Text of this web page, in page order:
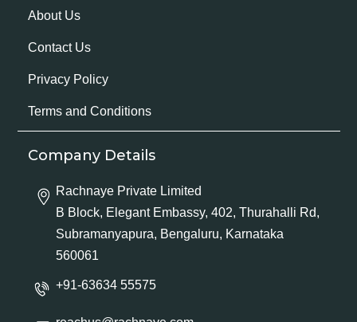
About Us
Contact Us
Privacy Policy
Terms and Conditions
Company Details
Rachnaye Private Limited
B Block, Elegant Embassy, 402, Thurahalli Rd,
Subramanyapura, Bengaluru, Karnataka
560061
+91-63634 55575